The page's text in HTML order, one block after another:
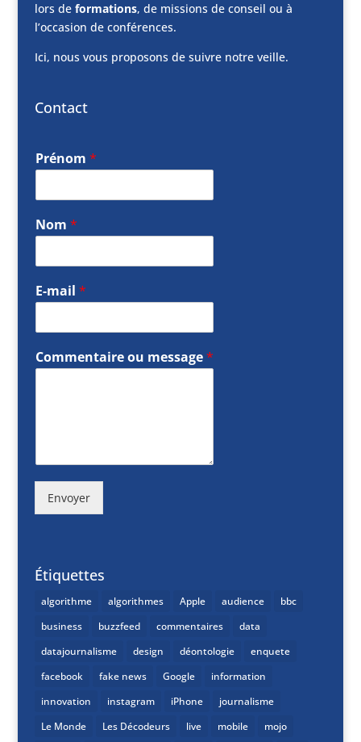
lors de formations, de missions de conseil ou à
l’occasion de conférences.
Ici, nous vous proposons de suivre notre veille.
Contact
Prénom *
Nom *
E-mail *
Commentaire ou message*
Envoyer
Étiquettes
algorithme algorithmes Apple audience
bbc
business
buzzfeed commentaires
data
datajournalisme
design déontologie
enquete
facebook
fake news Google
information
innovation
instagram iPhone
journalisme
Le Monde
Les Décodeurs live mobile mojo